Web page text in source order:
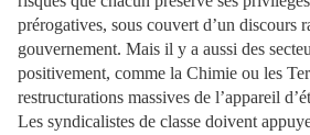
prérogatives, sous couvert d’un discours
gouvernement. Mais il y a aussi des
positivement, comme la Chimie ou les
restructurations massives de l’appareil
Les syndicalistes de classe doivent